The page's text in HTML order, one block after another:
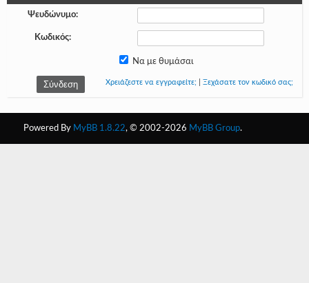
-
-
Ψευδώνυμο:
Κωδικός:
Να με θυμάσαι
Χρειάζεστε να εγγραφείτε; Ξεχάσατε τον κωδικό σας;
Powered By MyBB 1.8.22, © 2002-2026 MyBB Group.